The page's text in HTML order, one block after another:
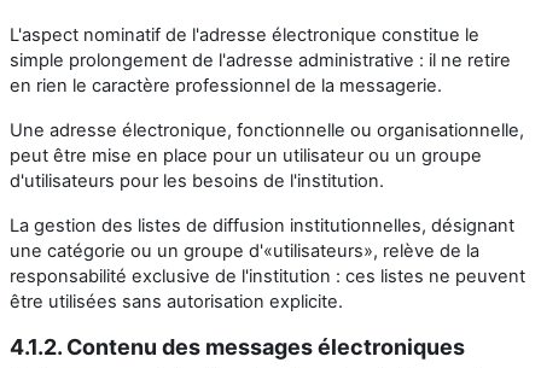
L'aspect nominatif de l'adresse électronique constitue le
simple prolongement de l'adresse administrative : il ne retire
en rien le caractère professionnel de la messagerie.
Une adresse électronique, fonctionnelle ou organisationnelle,
peut être mise en place pour un utilisateur ou un groupe
d'utilisateurs pour les besoins de l'institution.
La gestion des listes de diffusion institutionnelles, désignant
une catégorie ou un groupe d'«utilisateurs», relève de la
responsabilité exclusive de l'institution : ces listes ne peuvent
être utilisées sans autorisation explicite.
4.1.2. Contenu des messages électroniques